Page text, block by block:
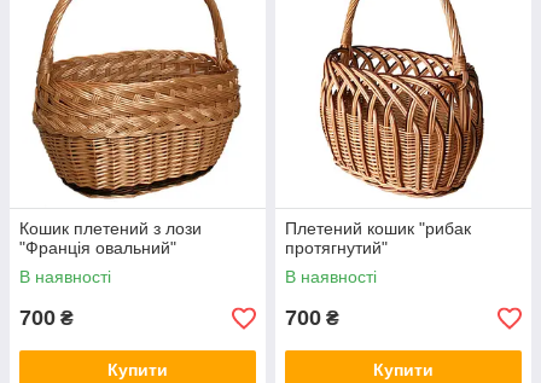
Кошик плетений з лози
"Франція овальний"
В наявності
700 ₴
Купити
Плетений кошик "рибак
протягнутий"
В наявності
700 ₴
Купити